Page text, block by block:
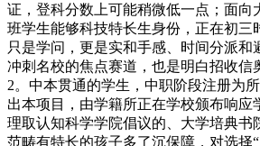
证，登科分数上可能稍微低一点；面
班学生能够科技特长生身份，正在初
只是学问，更是实和手感、时间分派
冲刺名校的焦点赛道，也是明白招收
2。中本贯通的学生，中职阶段注册为
出本项目，由学籍所正在学校颁布响
理取认知科学学院倡议的、大学培典
范畴有特长的孩子多了沉保障，对选择